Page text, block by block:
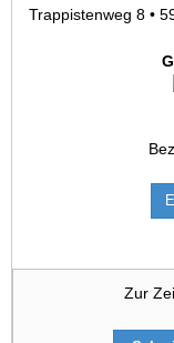
Trappistenweg 8 •
Zur